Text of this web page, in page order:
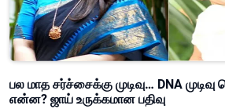
பல மாத சர்ச்சைக்கு முடிவு… DNA
என்ன? ஜாய் உருக்கமான பதிவு